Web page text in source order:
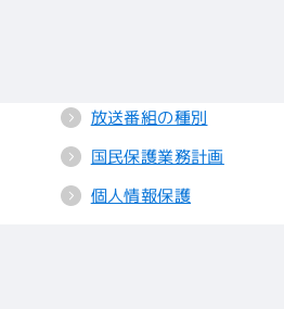
放送番組の種別
国民保護業務計画
個人情報保護